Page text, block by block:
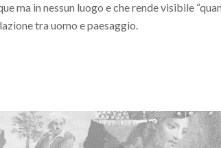
ma in nessun luogo e che rende visibile
tra uomo e paesaggio.